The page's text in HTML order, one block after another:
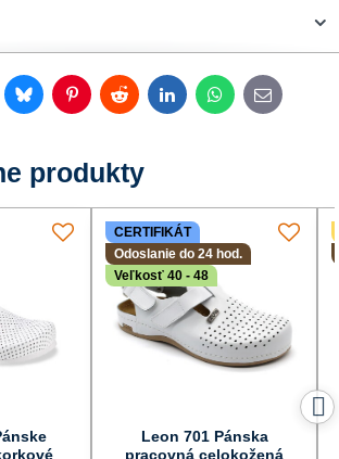
BlueskyPinterestRedditLinkedInWhatsApp
E-
mail
produkty
CERTIFIKÁT
Odoslanie do 24 hod.
Veľkosť 40 - 48
Leon 701 Pánska
pracovná celokožená